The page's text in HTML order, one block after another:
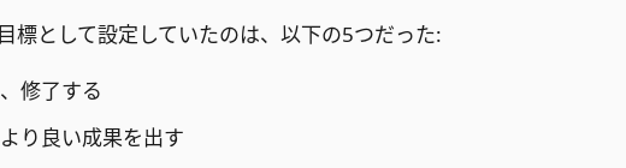
標として設定していたのは、以下の5つだった:
修了する
り良い成果を出す